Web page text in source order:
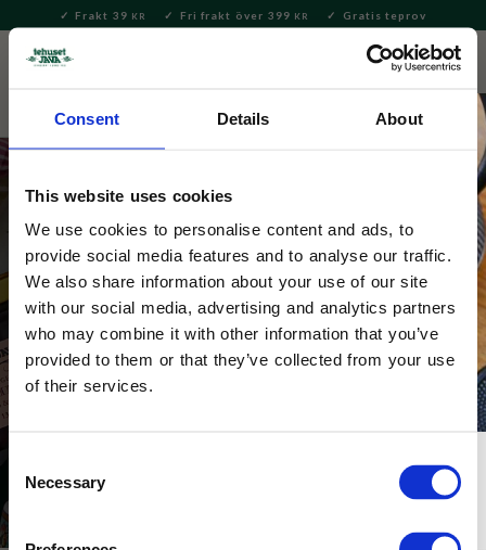
Consent Details About
This website uses cookies
We use cookies to personalise content and ads, to
provide social media features and to analyse our traffic.
We also share information about your use of our site
with our social media, advertising and analytics partners
who may combine it with other information that you’ve
provided to them or that they’ve collected from your use
of their services.
Selection
Necessary
Meny
Frakt 39 KR Fri frakt över 399 KR Gratis teprov
Indien